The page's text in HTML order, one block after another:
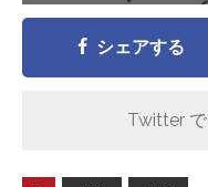
シェアする
Twitter で